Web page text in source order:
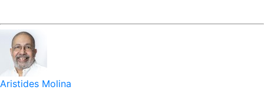
Aristides Molina